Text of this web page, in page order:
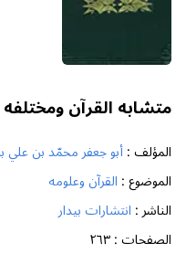
متشابه القرآن ومختلفه
المؤلف :أبو جعفر محمّد بن علي
الموضوع : القرآن وعلومه
الناشر : انتشارات بيدار
الصفحات :٢٦٣